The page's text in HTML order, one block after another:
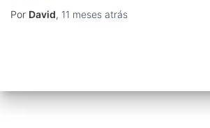
Por David, 11 meses atrás